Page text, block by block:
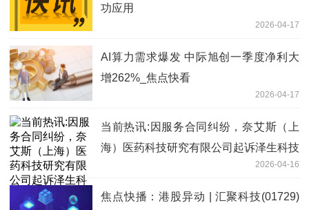
功应用
2026-04-17
AI算力需求爆发 中际旭创一季度净利大
增262%_焦点快看
2026-04-17
当前热讯:因服务合同纠纷，奈艾斯（上
海）医药科技研究有限公司起诉泽生科技
2026-04-16
焦点快播：港股异动 | 汇聚科技(01729)